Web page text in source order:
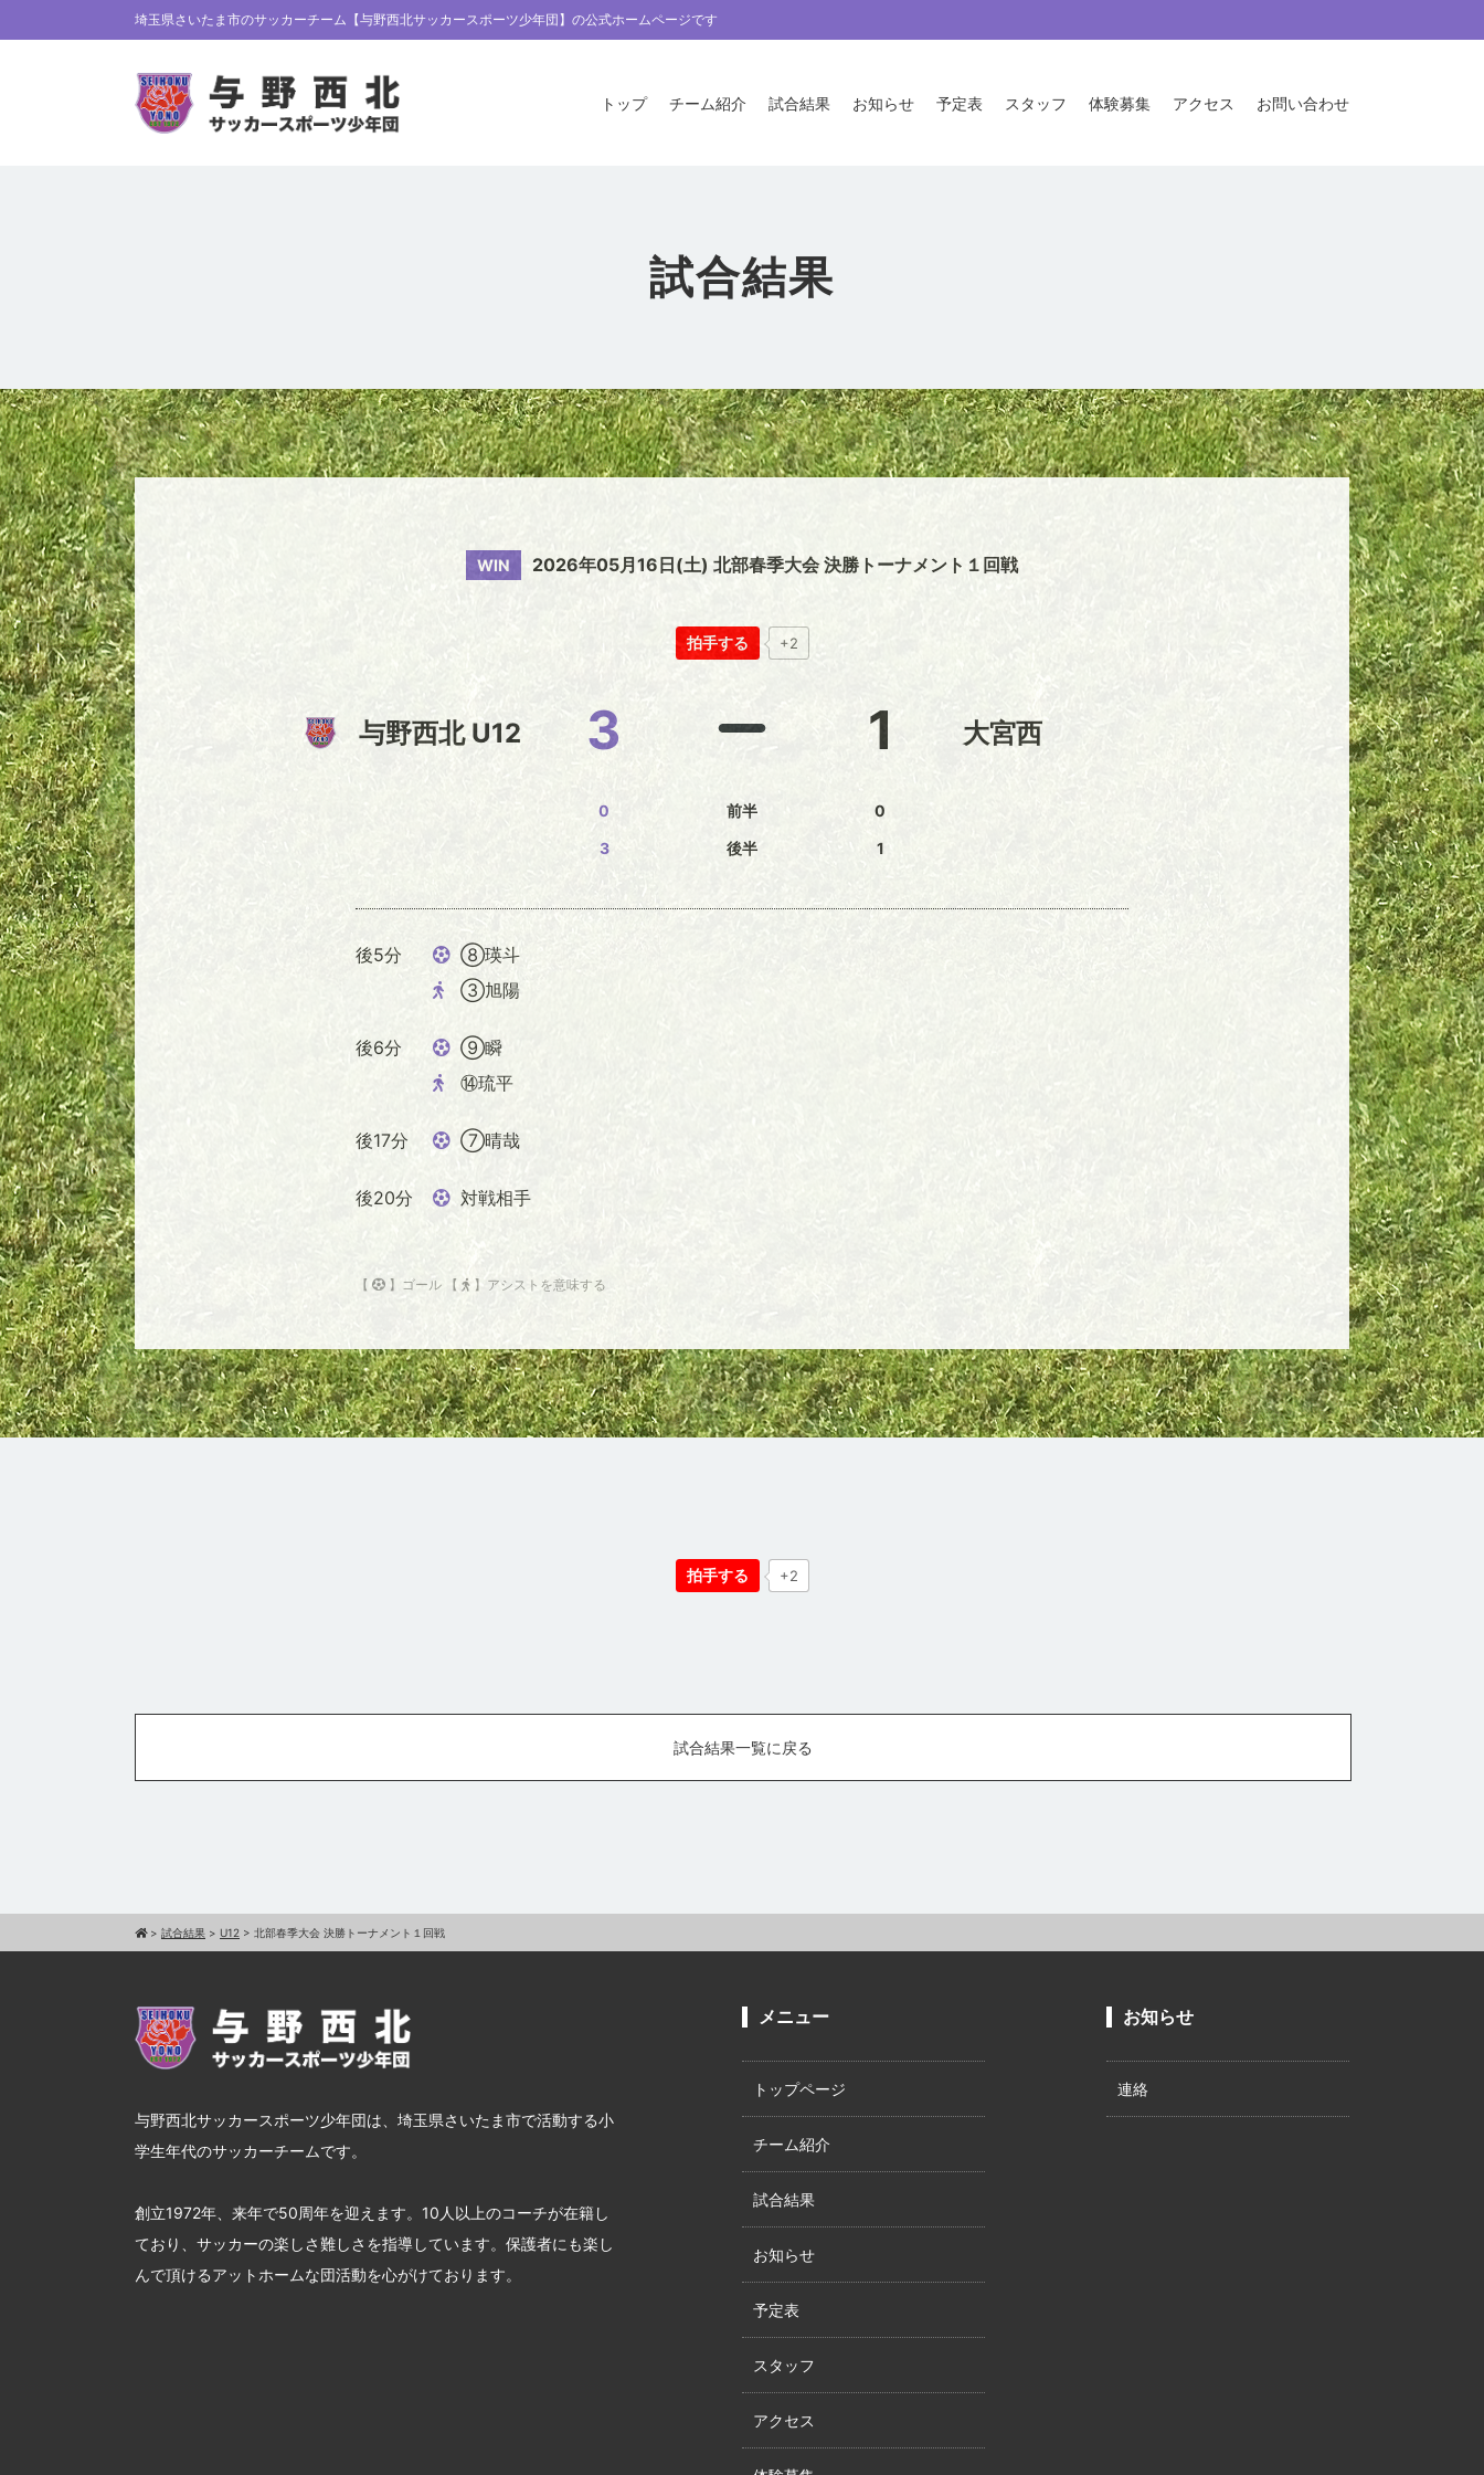
埼玉県さいたま市のサッカーチーム【与野西北サッカースポーツ少年団】の公式ホームページです
トップ チーム紹介 試合結果 お知らせ 予定表 スタッフ 体験募集 アクセス お問い合わせ
試合結果
WIN 2026年05月16日(土) 北部春季大会 決勝トーナメント１回戦
拍手する +2
与野西北 U12 3
0
3
前半
後半
1
0
1
大宮西
後5分
⑧瑛斗
③旭陽
後6分
⑨瞬
⑭琉平
後17分 ⑦晴哉
後20分 対戦相手
【 】ゴール 【 】アシストを意味する
拍手する +2
試合結果一覧に戻る
> 試合結果 > U12 > 北部春季大会 決勝トーナメント１回戦
与野西北サッカースポーツ少年団は、埼玉県さいたま市で活動する小
学生年代のサッカーチームです。
創立1972年、来年で50周年を迎えます。10人以上のコーチが在籍し
ており、サッカーの楽しさ難しさを指導しています。保護者にも楽し
んで頂けるアットホームな団活動を心がけております。
メニュー
トップページ
チーム紹介
試合結果
お知らせ
予定表
スタッフ
アクセス
お知らせ
連絡